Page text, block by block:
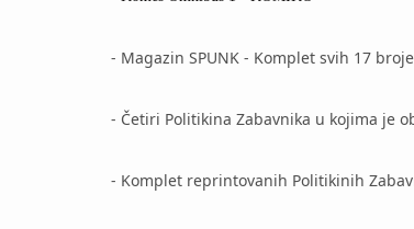
- Magazin SPUNK - Komplet svih 17
- Četiri Politikina Zabavnika u kojima je
- Komplet reprintovanih Politikinih